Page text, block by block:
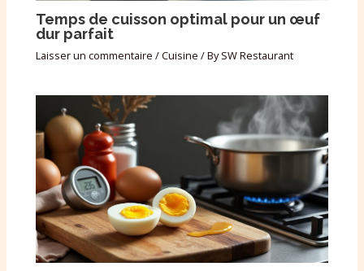
Temps de cuisson optimal pour un œuf
dur parfait
Laisser un commentaire /Cuisine / BySW Restaurant